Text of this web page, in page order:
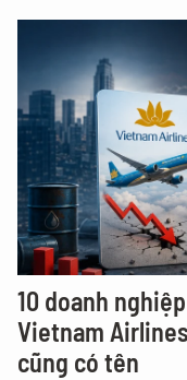
10 doanh
Vietnam
cũng có tên